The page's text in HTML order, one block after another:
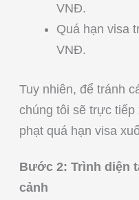
VNĐ.
Quá hạn visa
VNĐ.
Tuy nhiên, để tránh
chúng tôi sẽ trực
phạt quá hạn visa
Bước 2: Trình diện
cảnh